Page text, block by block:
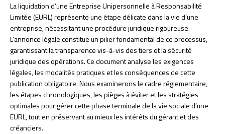
La liquidation d’une Entreprise Unipersonnelle à Responsabilité
Limitée (EURL) représente une étape délicate dans la vie d’une
entreprise, nécessitant une procédure juridique rigoureuse.
L’annonce légale constitue un pilier fondamental de ce processus,
garantissant la transparence vis-à-vis des tiers et la sécurité
juridique des opérations. Ce document analyse les exigences
légales, les modalités pratiques et les conséquences de cette
publication obligatoire. Nous examinerons le cadre réglementaire,
les étapes chronologiques, les pièges à éviter et les stratégies
optimales pour gérer cette phase terminale de la vie sociale d’une
EURL, tout en préservant au mieux les intérêts du gérant et des
créanciers.